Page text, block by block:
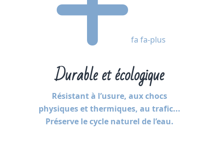
fa fa-plus
Durable et écologique
Résistant à l’usure, aux chocs
physiques et thermiques, au trafic...
Préserve le cycle naturel de l’eau.